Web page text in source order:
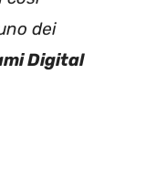
dei
Digital